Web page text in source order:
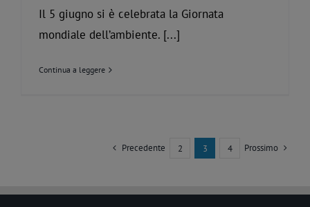
Il 5 giugno si è celebrata la Giornata
mondiale dell’ambiente. [...]
Continua a leggere
Precedente 2 3 4 Prossimo